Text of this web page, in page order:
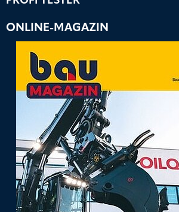
ONLINE-MAGAZIN